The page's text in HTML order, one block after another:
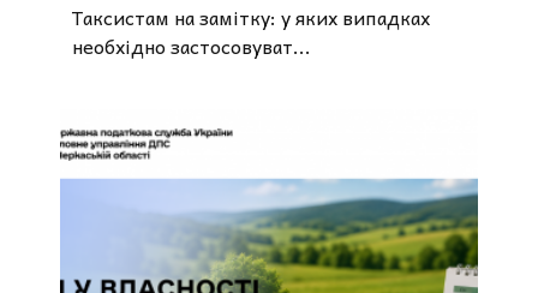
Таксистам на замітку: у яких випадках
необхідно застосовуват...